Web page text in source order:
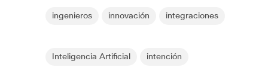
ingenieros innovación integraciones
Inteligencia Artificial intención